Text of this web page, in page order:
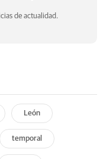
de actualidad.
León
temporal